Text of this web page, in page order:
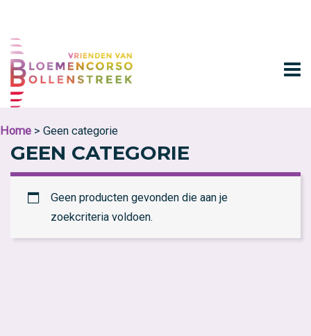
Home > Geen categorie
GEEN CATEGORIE
Geen producten gevonden die aan je
zoekcriteria voldoen.